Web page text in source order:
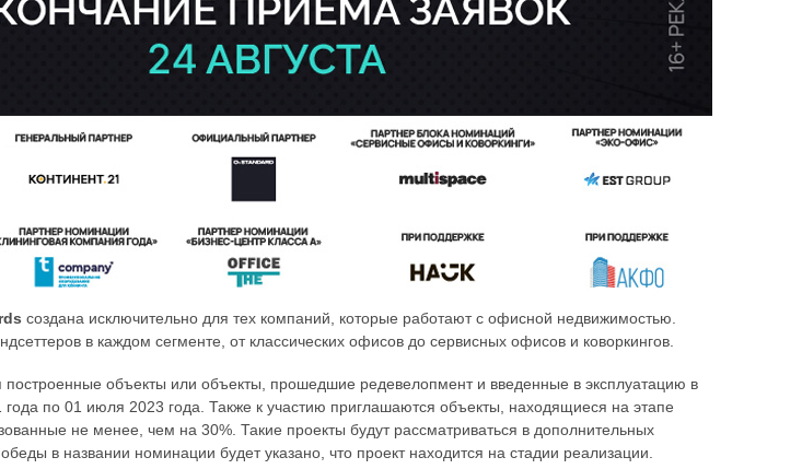
создана исключительно для тех компаний, которые работают с офисной недвижимостью.
в каждом сегменте, от классических офисов до сервисных офисов и коворкингов.
построенные объекты или объекты, прошедшие редевелопмент и введенные в эксплуатацию в
по 01 июля 2023 года. Также к участию приглашаются объекты, находящиеся на этапе
не менее, чем на 30%. Такие проекты будут рассматриваться в дополнительных
в названии номинации будет указано, что проект находится на стадии реализации.